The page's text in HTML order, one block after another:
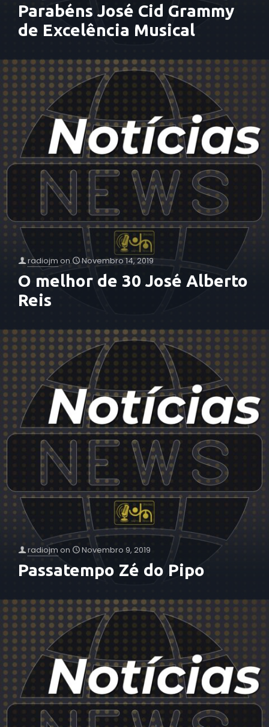
Parabéns José Cid Grammy
de Excelência Musical
radiojm on Novembro 14, 2019
O melhor de 30 José Alberto
Reis
radiojm on Novembro 9, 2019
Passatempo Zé do Pipo